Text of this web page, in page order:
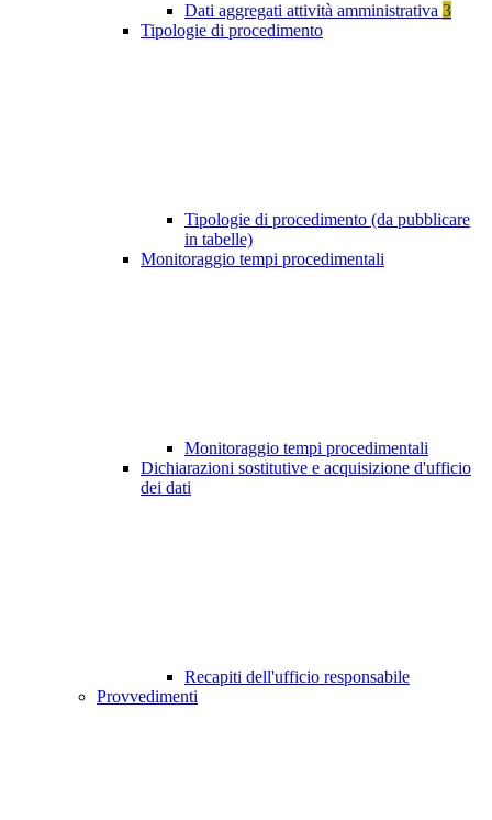
Dati aggregati attività amministrativa 3
Tipologie di procedimento
Tipologie di procedimento (da pubblicare
in tabelle)
Monitoraggio tempi procedimentali
Monitoraggio tempi procedimentali
Dichiarazioni sostitutive e acquisizione d'ufficio
dei dati
Recapiti dell'ufficio responsabile
Provvedimenti